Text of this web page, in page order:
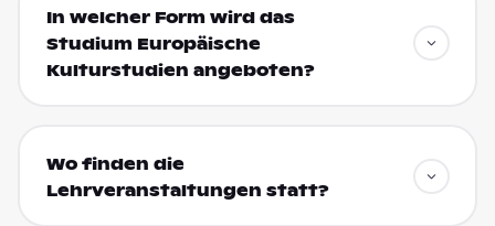
In welcher Form wird das
Studium Europäische
Kulturstudien angeboten?
Wo finden die
Lehrveranstaltungen statt?